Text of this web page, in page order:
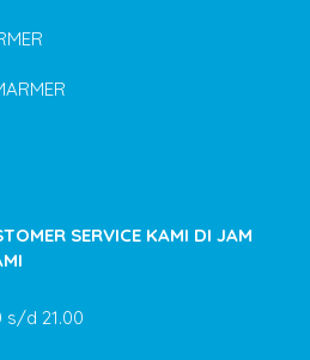
SERVICE KAMI DI JAM
s/d 21.00